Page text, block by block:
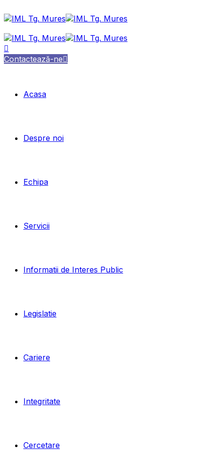
Contactează-ne
Acasa
Despre noi
Echipa
Servicii
Informatii de Interes Public
Legislatie
Cariere
Integritate
Cercetare